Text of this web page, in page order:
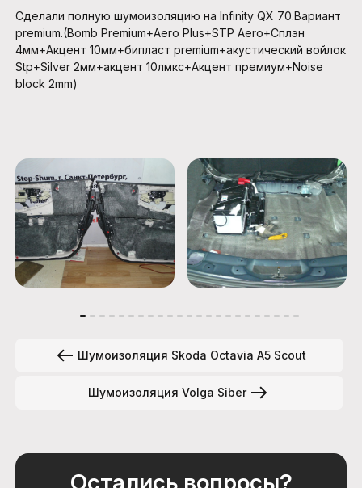
Сделали полную шумоизоляцию на Infinity QX 70.Вариант
premium.(Bomb Premium+Aero Plus+STP Aero+Сплэн
4мм+Акцент 10мм+бипласт premium+акустический войлок
Stp+Silver 2мм+акцент 10лмкс+Акцент премиум+Noise
block 2mm)
Шумоизоляция Skoda Octavia A5 Scout
Шумоизоляция Volga Siber
Остались вопросы?